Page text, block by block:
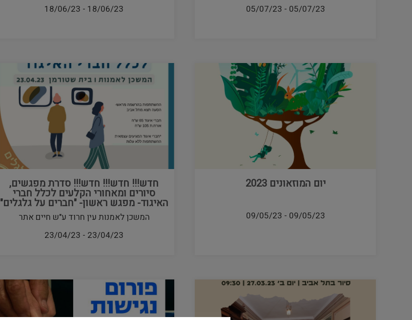
05/07/23
-
05/07/23
18/06/23
-
18/06/23
יום המוזאונים 2023
09/05/23
-
09/05/23
חדש!!! חדש!!! חדש!!! סדרת מפגשים,
סיורים ומאחורי הקלעים לכלל חברי
האיגוד- מפגש ראשון- "חברים על גלגלים"
המשכן לאמנות עין חרוד ע"ש חיים אתר
23/04/23
-
23/04/23